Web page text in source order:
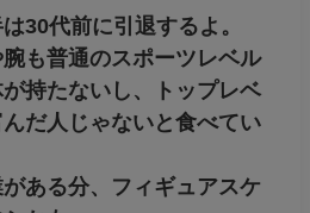
分からないし、追伸長す
返信